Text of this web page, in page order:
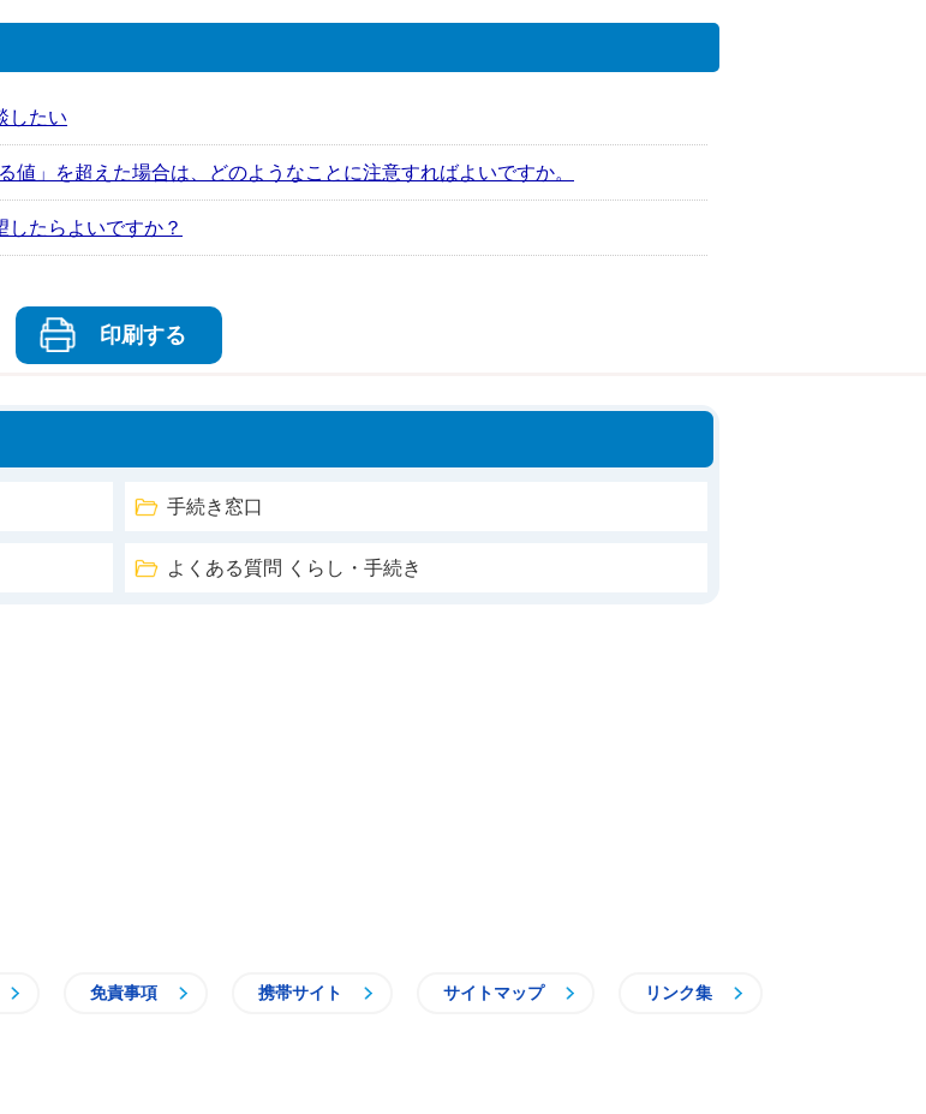
したい
値」を超えた場合は、どのようなことに注意すればよいですか。
たらよいですか？
印刷する
手続き窓口
よくある質問 くらし・手続き
免責事項 携帯サイト サイトマップ リンク集